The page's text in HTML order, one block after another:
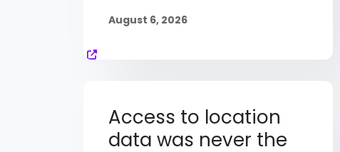
August 6, 2026
Access to location
data was never the